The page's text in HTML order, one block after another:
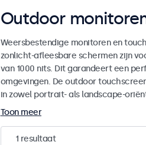
Outdoor
Weersbestendige monitoren en
zonlicht-afleesbare schermen zijn
van 1000 nits. Dit garandeert een
omgevingen. De outdoor
in zowel portrait- als landscape-
Toon meer
1 resultaat